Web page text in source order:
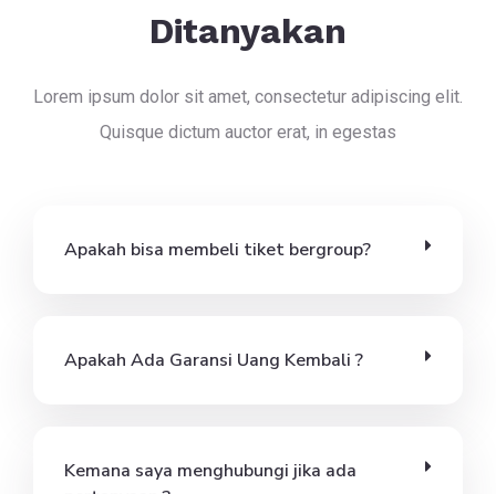
Ditanyakan
Lorem ipsum dolor sit amet, consectetur adipiscing elit.
Quisque dictum auctor erat, in egestas
Apakah bisa membeli tiket bergroup?
Apakah Ada Garansi Uang Kembali ?
Kemana saya menghubungi jika ada